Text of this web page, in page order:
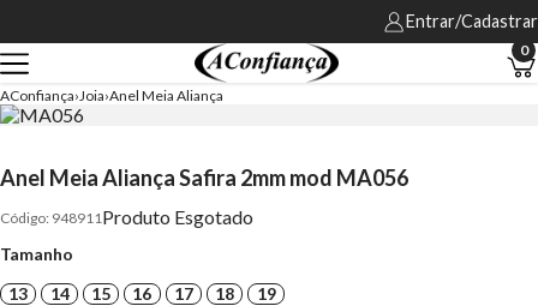
Entrar/Cadastrar
0
AConfiança Joia Anel Meia Aliança
Anel Meia Aliança Safira 2mm mod MA056
948911 Produto Esgotado
Tamanho
13
14 15 16 17 18 19